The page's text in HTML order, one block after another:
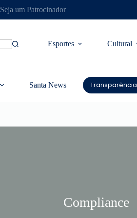
Seja um Patrocinador
Esportes Cultural
Santa News Transparência
Compliance